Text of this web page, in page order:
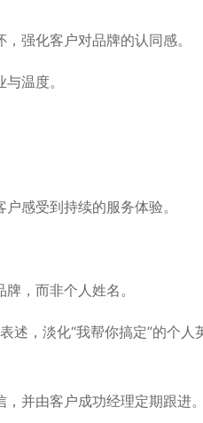
强化客户对品牌的认同感。
温度。
感受到持续的服务体验。
，而非个人姓名。
述，淡化“我帮你搞定”的个人
并由客户成功经理定期跟进。